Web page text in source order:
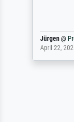
Jürgen@
April 22,